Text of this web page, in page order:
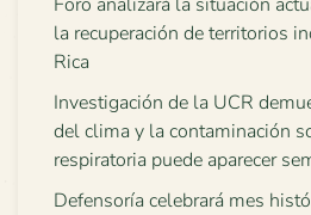
la recuperación de territorios
Rica
Investigación de la UCR
del clima y la contaminación
respiratoria puede aparecer
Defensoría celebrará mes